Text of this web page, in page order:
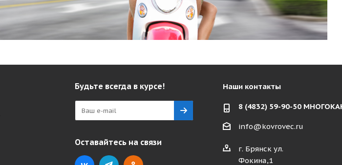
Будьте всегда в курсе!
Оставайтесь на связи
Наши контакты
8 (4832) 59-90-50
info@kovrovec.ru
г. Брянск ул.
Фокина,1